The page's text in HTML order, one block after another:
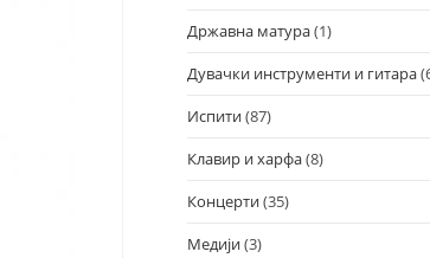
Државна матура(1)
Дувачки инструменти и гитара
Испити(87)
Клавир и харфа(8)
Концерти(35)
Медији(3)